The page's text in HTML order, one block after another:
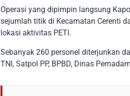
Operasi yang dipimpin langsung
sejumlah titik di Kecamatan Cerenti
lokasi aktivitas PETI.
Sebanyak 260 personel diterjunkan
TNI, Satpol PP, BPBD, Dinas